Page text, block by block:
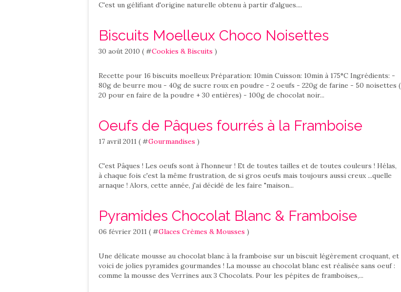
C'est un gélifiant d'origine naturelle obtenu à partir d'algues....
Biscuits Moelleux Choco Noisettes
30 août 2010 ( #Cookies & Biscuits )
Recette pour 16 biscuits moelleux Préparation: 10min Cuisson: 10min à 175°C Ingrédients: -
80g de beurre mou - 40g de sucre roux en poudre - 2 oeufs - 220g de farine - 50 noisettes (
20 pour en faire de la poudre + 30 entières) - 100g de chocolat noir...
Oeufs de Pâques fourrés à la Framboise
17 avril 2011 ( #Gourmandises )
C'est Pâques ! Les oeufs sont à l'honneur ! Et de toutes tailles et de toutes couleurs ! Hélas,
à chaque fois c'est la même frustration, de si gros oeufs mais toujours aussi creux ...quelle
arnaque ! Alors, cette année, j'ai décidé de les faire "maison...
Pyramides Chocolat Blanc & Framboise
06 février 2011 ( #Glaces Crèmes & Mousses )
Une délicate mousse au chocolat blanc à la framboise sur un biscuit légèrement croquant, et
voici de jolies pyramides gourmandes ! La mousse au chocolat blanc est réalisée sans oeuf :
comme la mousse des Verrines aux 3 Chocolats. Pour les pépites de framboises,...